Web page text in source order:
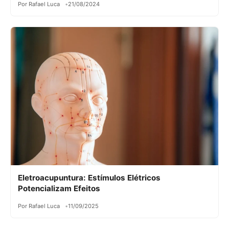
Por Rafael Luca 21/08/2024
Eletroacupuntura: Estímulos Elétricos
Potencializam Efeitos
Por Rafael Luca 11/09/2025